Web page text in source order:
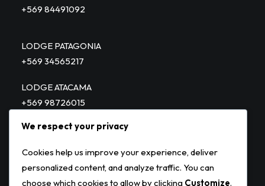
+569 84491092
LODGE PATAGONIA
+569 34565217
LODGE ATACAMA
+569 98726015
PATAGONIA JET – HELITOURS
We respect your privacy
Cookies help us improve your experience, deliver
personalized content, and analyze traffic. You can
choose which cookies to allow by clicking Customize.